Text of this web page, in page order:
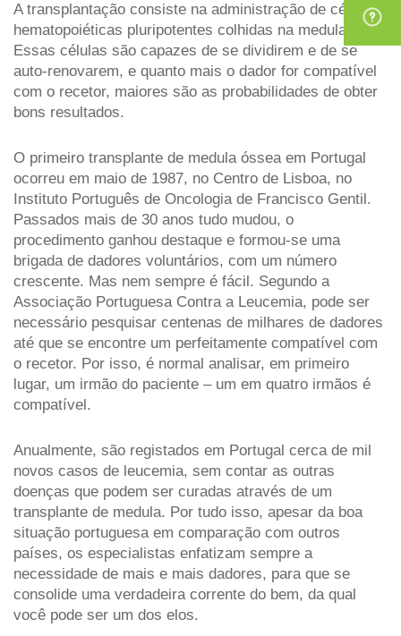
A transplantação consiste na administração de células
hematopoiéticas pluripotentes colhidas na medula.
Essas células são capazes de se dividirem e de se
auto-renovarem, e quanto mais o dador for compatível
com o recetor, maiores são as probabilidades de obter
bons resultados.
O primeiro transplante de medula óssea em Portugal
ocorreu em maio de 1987, no Centro de Lisboa, no
Instituto Português de Oncologia de Francisco Gentil.
Passados mais de 30 anos tudo mudou, o
procedimento ganhou destaque e formou-se uma
brigada de dadores voluntários, com um número
crescente. Mas nem sempre é fácil. Segundo a
Associação Portuguesa Contra a Leucemia, pode ser
necessário pesquisar centenas de milhares de dadores
até que se encontre um perfeitamente compatível com
o recetor. Por isso, é normal analisar, em primeiro
lugar, um irmão do paciente – um em quatro irmãos é
compatível.
Anualmente, são registados em Portugal cerca de mil
novos casos de leucemia, sem contar as outras
doenças que podem ser curadas através de um
transplante de medula. Por tudo isso, apesar da boa
situação portuguesa em comparação com outros
países, os especialistas enfatizam sempre a
necessidade de mais e mais dadores, para que se
consolide uma verdadeira corrente do bem, da qual
você pode ser um dos elos.